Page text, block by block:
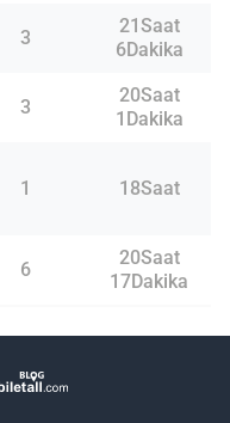
3
21Saat
6Dakika
3
20Saat
1Dakika
1 18Saat
6
20Saat
17Dakika